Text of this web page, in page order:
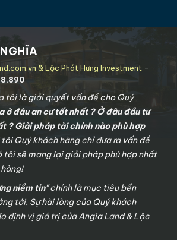
& Lộc Phát Hưng Investment -
tôi là giải quyết vấn đề cho Quý
ở đâu an cư tốt nhất ? Ở đâu đầu tư
? Giải pháp tài chính nào phù hợp
Quý khách hàng chỉ đưa ra vấn đề
tôi sẽ mang lại giải pháp phù hợp nhất
niềm tin"chính là mục tiêu bền
tới. Sự hài lòng của Quý khách
định vị giá trị của Angia Land & Lộc